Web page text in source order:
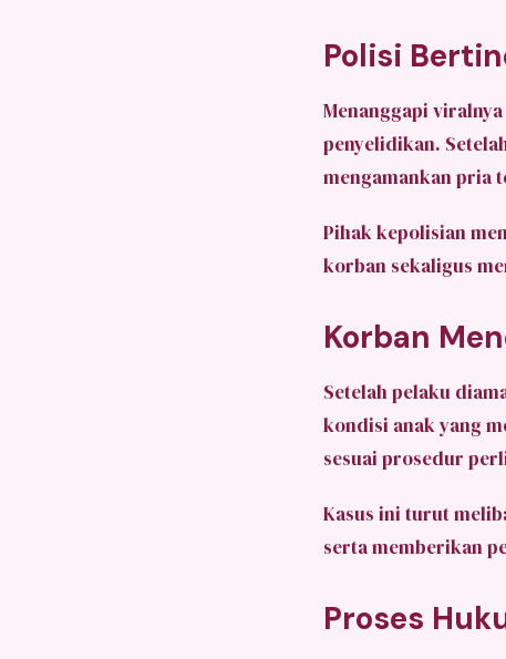
Polisi
Menanggapi
penyelidikan.
mengamankan pria
Pihak kepolisian
korban sekaligus
Korban
Setelah pelaku
kondisi anak yang
sesuai prosedur
Kasus ini turut
serta memberikan
Proses